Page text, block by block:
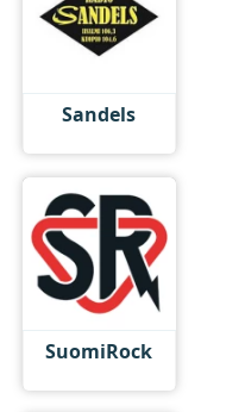
Sandels
SuomiRock